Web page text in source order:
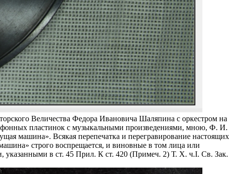
Величества Федора Ивановича Шаляпина с оркестром на
пластинок с музыкальными произведениями, мною, Ф. И.
Всякая перепечатка и перегравирование настоящих
строго воспрещается, и виновные в том лица или
указанными в ст. 45 Прил. К ст. 420 (Примеч. 2) Т. X. ч.I. Св. Зак.